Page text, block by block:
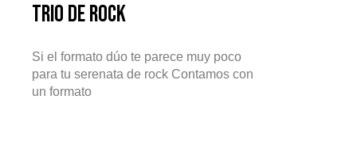
Trio de Rock
Si el formato dúo te parece muy poco
para tu serenata de rock Contamos con
un formato